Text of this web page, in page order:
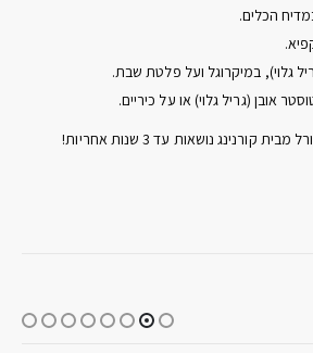
הכלים.
גלוי), במיקרוגל ועל פלטת שבת.
אובן (גריל גלוי) או על כיריים.
בשל טיבן ואיכותן, צלחות קורל מבית קורנינג נושאות עד 3 שנות אחריות!